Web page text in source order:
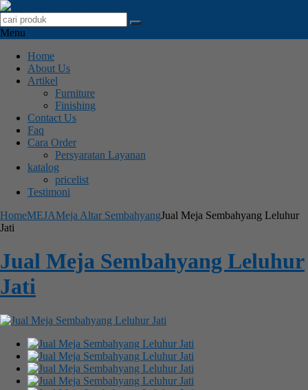
Menu
Home
About Us
Artikel
Furniture
Finishing
Contact Us
Faq
Cara Order
Persyaratan Layanan
katalog
pricelist
Testimoni
HomeMEJAMeja Altar SembahyangJual Meja Sembahyang Leluhur
Jati
Jual Meja Sembahyang Leluhur
Jati